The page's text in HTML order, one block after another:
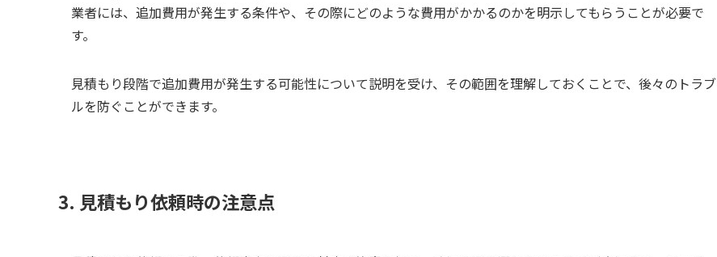
業者には、追加費用が発生する条件や、その際にどのような費用がかかるのかを明示してもらうことが必要で
す。
見積もり段階で追加費用が発生する可能性について説明を受け、その範囲を理解しておくことで、後々のトラブ
ルを防ぐことができます。
3. 見積もり依頼時の注意点